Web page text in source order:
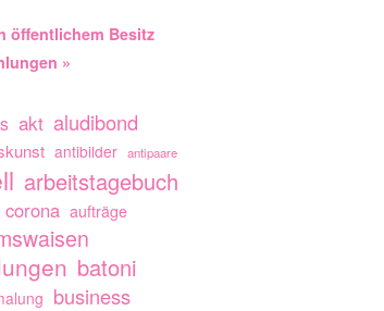
öffentlichem Besitz
»
akt aludibond
antibilder antipaare
arbeitstagebuch
aufträge
batoni
business